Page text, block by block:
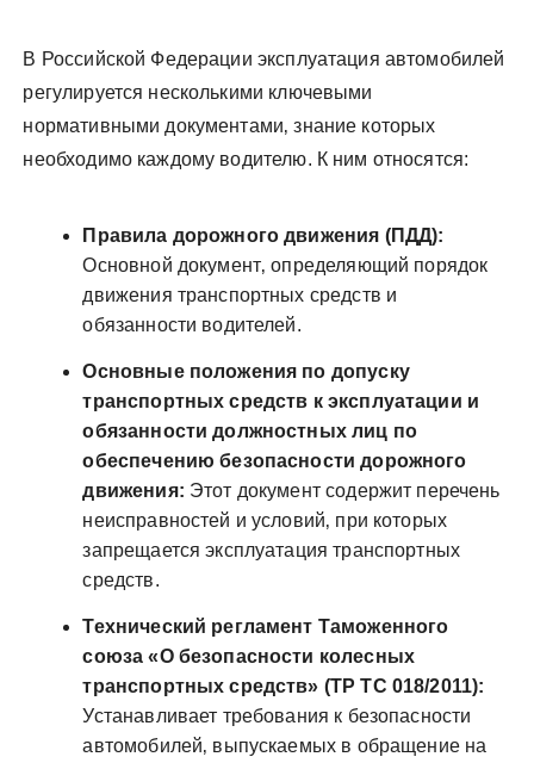
В Российской Федерации эксплуатация автомобилей
регулируется несколькими ключевыми
нормативными документами‚ знание которых
необходимо каждому водителю. К ним относятся:
Правила дорожного движения (ПДД):
Основной документ‚ определяющий порядок
движения транспортных средств и
обязанности водителей.
Основные положения по допуску
транспортных средств к эксплуатации и
обязанности должностных лиц по
обеспечению безопасности дорожного
движения: Этот документ содержит перечень
неисправностей и условий‚ при которых
запрещается эксплуатация транспортных
средств.
Технический регламент Таможенного
союза «О безопасности колесных
транспортных средств» (ТР ТС 018/2011):
Устанавливает требования к безопасности
автомобилей‚ выпускаемых в обращение на